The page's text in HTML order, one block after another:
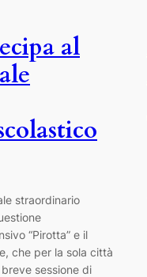
al
straordinario
“Pirotta” e il
che per la sola città
sessione di